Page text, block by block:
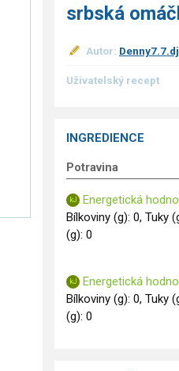
srbská
Autor: Denny7.7.dj
Uživatelský recept
INGREDIENCE
Potravina
Energetická
Bílkoviny (g): 0, Tuky
(g): 0
Energetická
Bílkoviny (g): 0, Tuky
(g): 0